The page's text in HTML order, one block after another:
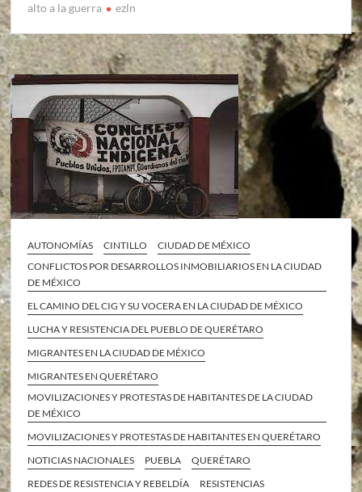
alto a la guerra ezln
AUTONOMÍAS CINTILLO
CIUDAD DE MÉXICO
CONFLICTOS POR DESARROLLOS INMOBILIARIOS EN LA CIUDAD
DE MÉXICO
EL CAMINO DEL CIG Y SU VOCERA EN LA CIUDAD DE MÉXICO
LUCHA Y RESISTENCIA DEL PUEBLO DE QUERÉTARO
MIGRANTES EN LA CIUDAD DE MÉXICO
MIGRANTES EN QUERÉTARO
MOVILIZACIONES Y PROTESTAS DE HABITANTES DE LA CIUDAD
DE MÉXICO
MOVILIZACIONES Y PROTESTAS DE HABITANTES EN QUERÉTARO
NOTICIAS NACIONALES
PUEBLA
QUERÉTARO
REDES DE RESISTENCIA Y REBELDÍA
RESISTENCIAS